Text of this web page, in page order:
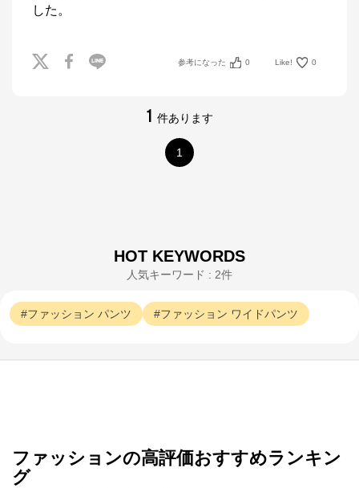
した。
参考になった 0 Like! 0
1 件あります
1
HOT KEYWORDS
人気キーワード : 2件
ファッション パンツ ファッション ワイドパンツ
ファッションの高評価おすすめランキン
グ